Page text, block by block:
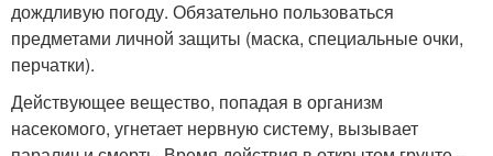
дождливую погоду. Обязательно пользоваться
предметами личной защиты (маска, специальные очки,
перчатки).
Действующее вещество, попадая в организм
насекомого, угнетает нервную систему, вызывает